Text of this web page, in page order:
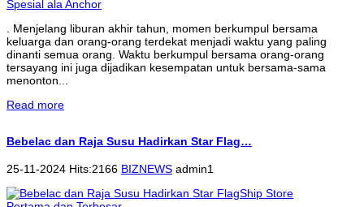
. Menjelang liburan akhir tahun, momen berkumpul bersama
keluarga dan orang-orang terdekat menjadi waktu yang paling
dinanti semua orang. Waktu berkumpul bersama orang-orang
tersayang ini juga dijadikan kesempatan untuk bersama-sama
menonton...
Read more
Bebelac dan Raja Susu Hadirkan Star Flag…
25-11-2024 Hits:2166 BIZNEWS admin1